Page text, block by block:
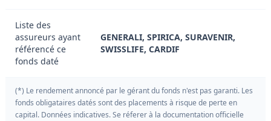
Liste des
assureurs ayant
référencé ce
fonds daté
GENERALI, SPIRICA, SURAVENIR,
SWISSLIFE, CARDIF
(*) Le rendement annoncé par le gérant du fonds n'est pas garanti. Les
fonds obligataires datés sont des placements à risque de perte en
capital. Données indicatives. Se réferer à la documentation officielle